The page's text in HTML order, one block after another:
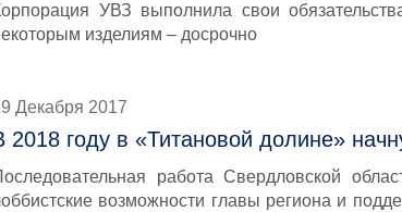
УВЗ выполнила свои
изделиям – досрочно
Декабря 2017
2018 году в «Титановой долине»
работа Свердловской
возможности главы региона и